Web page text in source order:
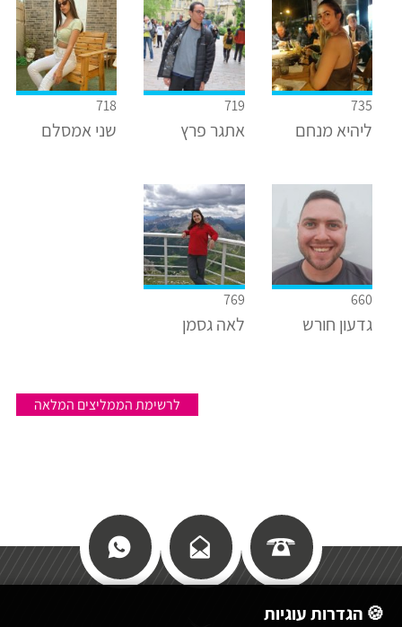
735
ליהיא מנחם
719
אתגר פרץ
718
שני אמסלם
660
גדעון חורש
769
לאה גסמן
לרשימת הממליצים המלאה
🍪 הגדרות עוגיות